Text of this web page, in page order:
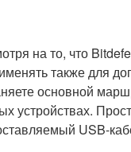
на то, что
также для
основной
устройствах.
USB-